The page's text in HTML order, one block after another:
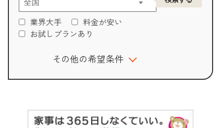
業界大手
料金が安い
お試しプランあり
その他の希望条件